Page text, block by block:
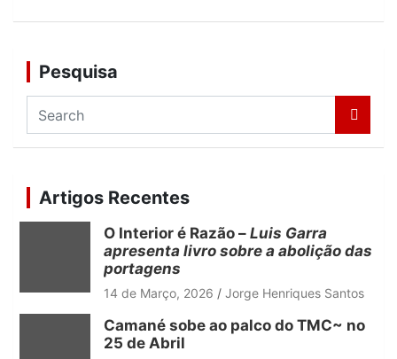
Pesquisa
a
c
h
Artigos Recentes
O Interior é Razão – Luis Garra
apresenta livro sobre a abolição das
portagens
14 de Março, 2026 Jorge Henriques Santos
Camané sobe ao palco do TMC~ no
25 de Abril